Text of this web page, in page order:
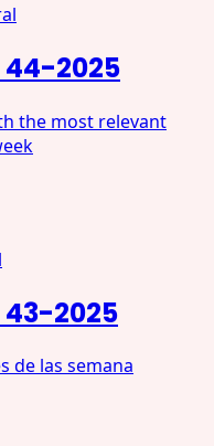
2025
the most relevant
2025
de las semana